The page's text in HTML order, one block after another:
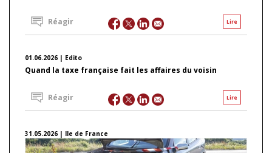
Lire
Réagir
01.06.2026 | Edito
Quand la taxe française fait les affaires du voisin
Lire
Réagir
31.05.2026 | Ile de France